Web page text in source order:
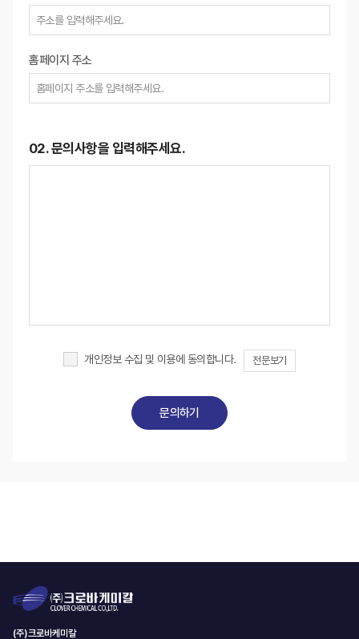
홈페이지 주소
02. 문의사항을 입력해주세요.
개인정보 수집 및 이용에 동의합니다. 전문보기
(주)크로바케미칼